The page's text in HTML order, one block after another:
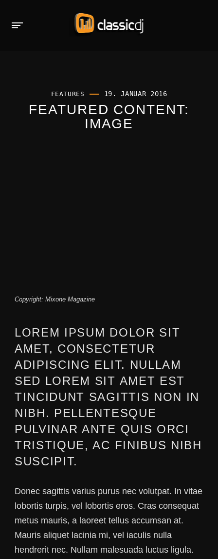
FEATURES 19. JANUAR 2016
FEATURED CONTENT:
IMAGE
Copyright: Mixone Magazine
LOREM IPSUM DOLOR SIT
AMET, CONSECTETUR
ADIPISCING ELIT. NULLAM
SED LOREM SIT AMET EST
TINCIDUNT SAGITTIS NON IN
NIBH. PELLENTESQUE
PULVINAR ANTE QUIS ORCI
TRISTIQUE, AC FINIBUS NIBH
SUSCIPIT.
Donec sagittis varius purus nec volutpat. In vitae
lobortis turpis, vel lobortis eros. Cras consequat
metus mauris, a laoreet tellus accumsan at.
Mauris aliquet lacinia mi, vel iaculis nulla
hendrerit nec. Nullam malesuada luctus ligula.